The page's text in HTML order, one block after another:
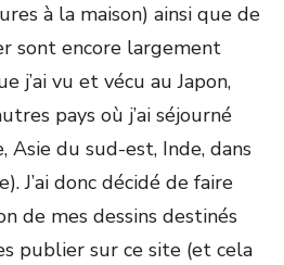
à la maison) ainsi que de
sont encore largement
j’ai vu et vécu au Japon,
pays où j’ai séjourné
Asie du sud-est, Inde, dans
J’ai donc décidé de faire
de mes dessins destinés
publier sur ce site (et cela